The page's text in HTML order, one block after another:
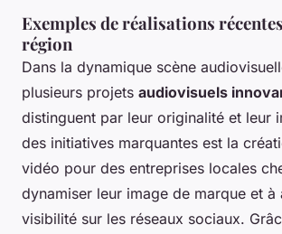
Exemples de réalisations
région
Dans la dynamique scène
plusieurs projets audiovisuels
distinguent par leur originalité et leur
des initiatives marquantes est la
vidéo pour des entreprises locales
dynamiser leur image de marque et
visibilité sur les réseaux sociaux.